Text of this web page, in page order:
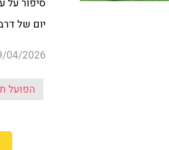
סיפור על
יום של
04/2026
הפועל